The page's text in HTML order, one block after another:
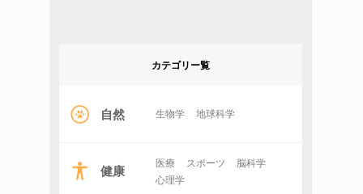
カテゴリー覧
自然 生物学 地球科学
健康 医療 スポーツ
脳科学
心理学